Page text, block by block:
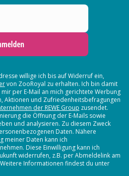
willige ich bis auf Widerruf ein,
von ZooRoyal zu erhalten. Ich bin damit
per E-Mail an mich gerichtete Werbung
Aktionen und Zufriedenheitsbefragungen
der REWE Group zusendet.
die Öffnung der E-Mails sowie
und analysieren. Zu diesem Zweck
Daten. Nähere
meiner Daten kann ich
Diese Einwilligung kann ich
widerrufen, z.B. per Abmeldelink am
Informationen findest du unter